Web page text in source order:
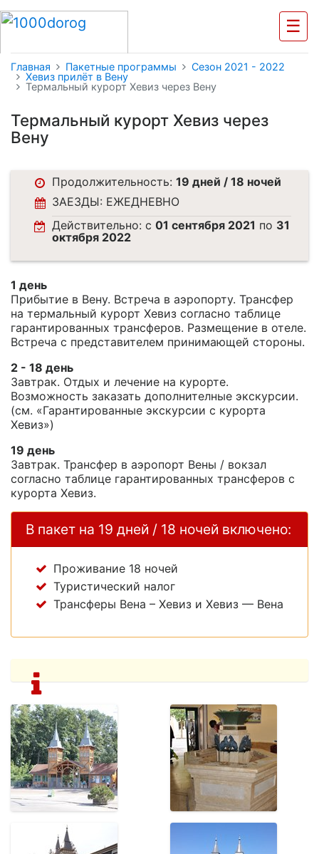
☰
Главная Пакетные программы
Cезон 2021 - 2022
Хевиз прилёт в Вену
Термальный курорт Хевиз через Вену
Термальный курорт Хевиз через
Вену
Продолжительность:19 дней / 18 ночей
ЗАЕЗДЫ: ЕЖЕДНЕВНО
Действительно: c01 сентября 2021 по 31
октября 2022
1 день
Прибытие в Вену. Встреча в аэропорту. Трансфер
на термальный курорт Хевиз согласно таблице
гарантированных трансферов. Размещение в отеле.
Встреча с представителем принимающей стороны.
2 - 18 день
Завтрак. Отдых и лечение на курорте.
Возможность заказать дополнителные экскурсии.
(см. «Гарантированные экскурсии с курорта
Хевиз»)
19 день
Завтрак. Трансфер в аэропорт Вены / вокзал
согласно таблице гарантированных трансферов с
курорта Хевиз.
В пакет на 19 дней / 18 ночей включено:
Проживание 18 ночей
Туристический налог
Трансферы Вена – Хевиз и Хевиз — Вена